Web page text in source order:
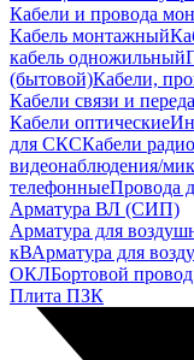
Кабели и провода
Кабель монтажный
кабель одножильный
(бытовой)Кабели,
Кабели связи и
Кабели оптические
для СКСКабели
видеонаблюдения/
телефонныеПровода
Арматура ВЛ (СИП)
Арматура для
кВАрматура для
ОКЛБортовой провод
Плита ПЗК